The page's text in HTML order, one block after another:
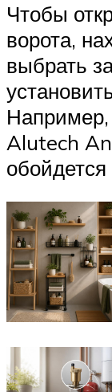
Чтобы
ворота,
выбрать
Например,
Alutech